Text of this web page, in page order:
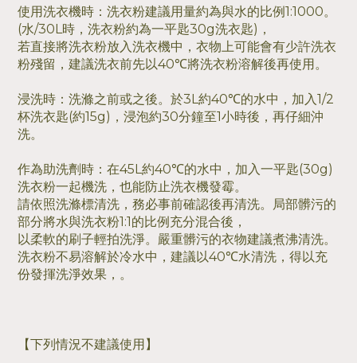
使用洗衣機時：洗衣粉建議用量約為與水的比例1:1000。
(水/30L時，洗衣粉約為一平匙30g洗衣匙)，
若直接將洗衣粉放入洗衣機中，衣物上可能會有少許洗衣
粉殘留，建議洗衣前先以40℃將洗衣粉溶解後再使用。
浸洗時：洗滌之前或之後。於3L約40℃的水中，加入1/2
杯洗衣匙(約15g)，浸泡約30分鐘至1小時後，再仔細沖
洗。
作為助洗劑時：在45L約40℃的水中，加入一平匙(30g)
洗衣粉一起機洗，也能防止洗衣機發霉。
請依照洗滌標清洗，務必事前確認後再清洗。局部髒污的
部分將水與洗衣粉1:1的比例充分混合後，
以柔軟的刷子輕拍洗淨。嚴重髒污的衣物建議煮沸清洗。
洗衣粉不易溶解於冷水中，建議以40℃水清洗，得以充
份發揮洗淨效果，。
【下列情況不建議使用】